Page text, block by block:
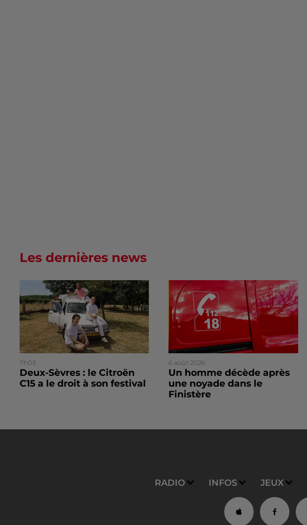
Les dernières news
7h03
Deux-Sèvres : le Citroën
C15 a le droit à son festival
6 août 2026
Un homme décède après
une noyade dans le
Finistère
RADIO INFOS JEUX